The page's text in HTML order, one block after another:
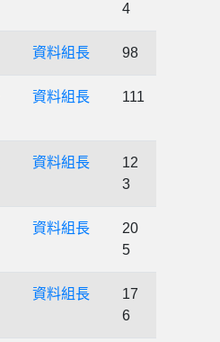
4
資料組長 98
資料組長 111
資料組長
12
3
資料組長
20
5
資料組長
17
6